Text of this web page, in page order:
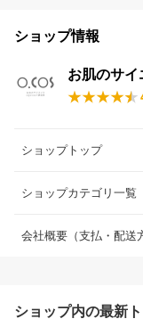
ショップ情報
お肌のサ
ショップトップ
ショップカテゴリ一覧
会社概要（支払・配送
ショップ内の最新